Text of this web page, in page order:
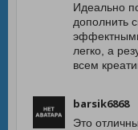
Идеально
дополнить
легко, а
всем
barsik6868
Это